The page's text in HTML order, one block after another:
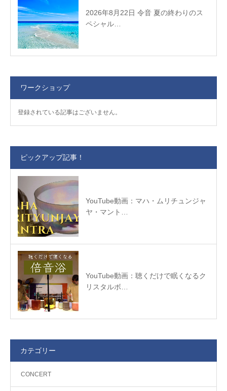
2026年8月22日 令音 夏の終わりのス
ペシャル…
ワークショップ
登録されている記事はございません。
ピックアップ記事！
YouTube動画：マハ・ムリチュンジャ
ヤ・マント…
YouTube動画：聴くだけで眠くなるク
リスタルボ…
カテゴリー
CONCERT